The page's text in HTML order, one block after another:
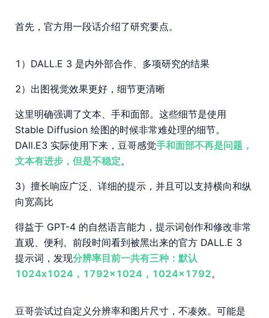
首先，官方用一段话介绍了研究要点。
1）DALL.E 3 是内外部合作、多项研究的结果
2）出图视觉效果更好，细节更清晰
这里明确强调了文本、手和面部。这些细节是使用
Stable Diffusion 绘图的时候非常难处理的细节。
DAll.E3 实际使用下来，豆哥感觉手和面部不再是问题，
文本有进步，但是不稳定。
3）擅长响应广泛、详细的提示，并且可以支持横向和纵
向宽高比
得益于 GPT-4 的自然语言能力，提示词创作和修改非常
直观、便利。前段时间看到被黑出来的官方 DALL.E 3
提示词，发现分辨率目前一共有三种：默认
1024x1024，1792x1024，1024x1792。
豆哥尝试过自定义分辨率和图片尺寸，不凑效。可能是